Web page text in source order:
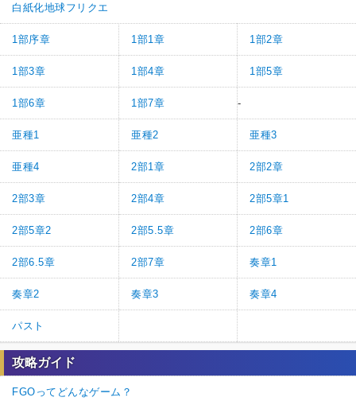
白紙化地球フリクエ
1部序章 1部1章 1部2章
1部3章 1部4章 1部5章
1部6章 1部7章 -
亜種1 亜種2 亜種3
亜種4 2部1章 2部2章
2部3章 2部4章 2部5章1
2部5章2 2部5.5章 2部6章
2部6.5章 2部7章 奏章1
奏章2 奏章3 奏章4
パスト
攻略ガイド
FGOってどんなゲーム？